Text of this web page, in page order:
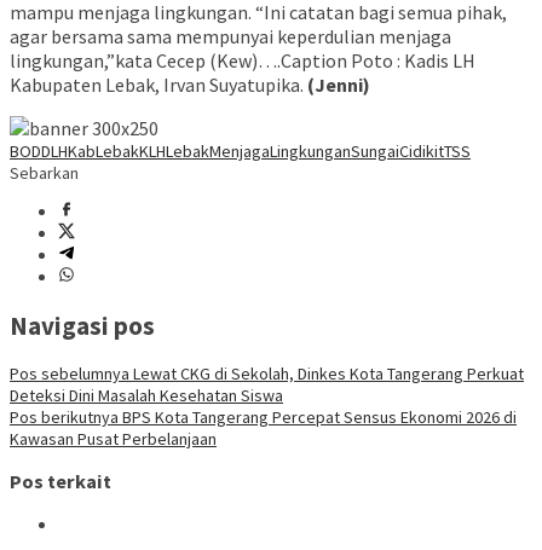
mampu menjaga lingkungan. “Ini catatan bagi semua pihak,
agar bersama sama mempunyai keperdulian menjaga
lingkungan,”kata Cecep (Kew)….Caption Poto : Kadis LH
Kabupaten Lebak, Irvan Suyatupika. (Jenni)
BODDLHKabLebakKLHLebakMenjagaLingkunganSungaiCidikitTSS
Sebarkan
Navigasi pos
Pos sebelumnya Lewat CKG di Sekolah, Dinkes Kota Tangerang Perkuat
Deteksi Dini Masalah Kesehatan Siswa
Pos berikutnya BPS Kota Tangerang Percepat Sensus Ekonomi 2026 di
Kawasan Pusat Perbelanjaan
Pos terkait